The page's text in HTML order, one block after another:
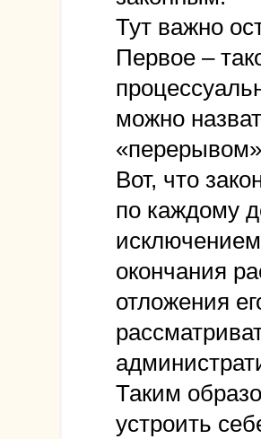
Тут важно
Первое –
можно
Вот, что
по каждому
окончания
отложения
Таким
устроить